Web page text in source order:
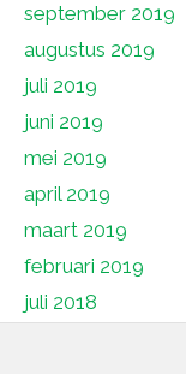
september 2019
augustus 2019
juli 2019
juni 2019
mei 2019
april 2019
maart 2019
februari 2019
juli 2018